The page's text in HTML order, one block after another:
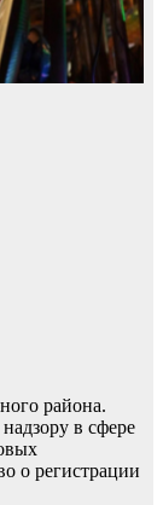
района.
в сфере
о регистрации